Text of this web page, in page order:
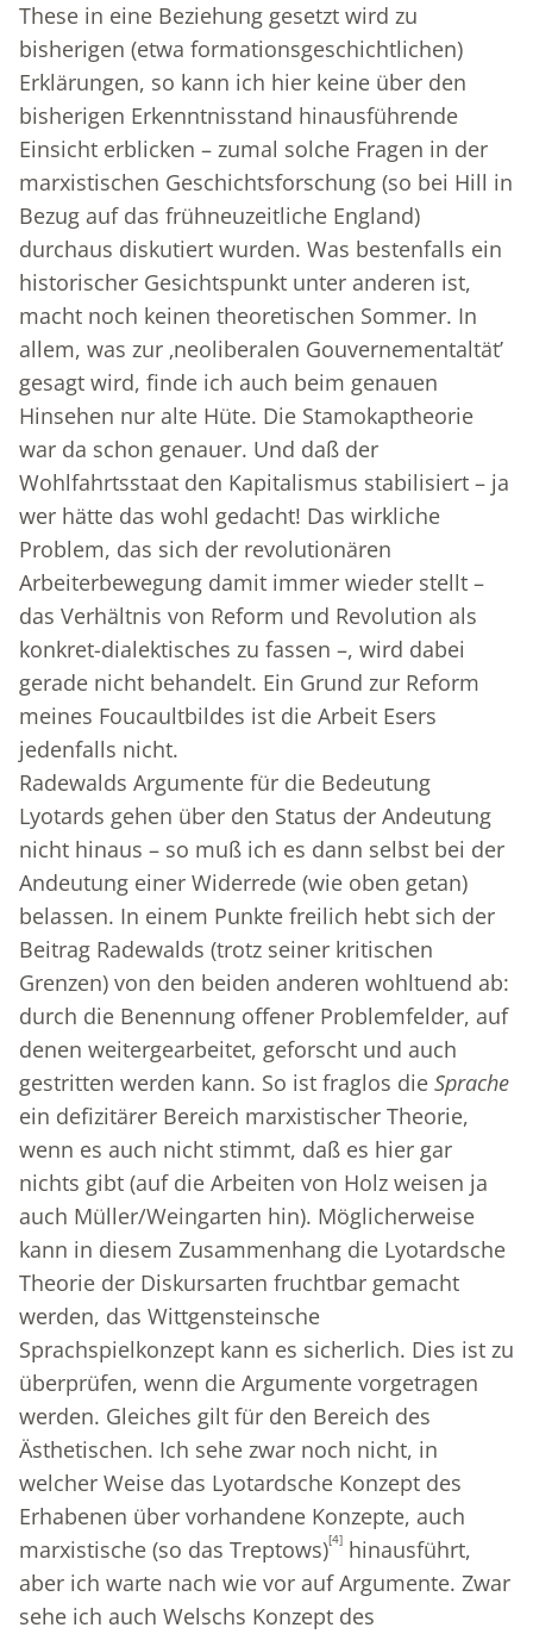
These in eine Beziehung gesetzt wird zu
bisherigen (etwa formationsgeschichtlichen)
Erklärungen, so kann ich hier keine über den
bisherigen Erkenntnisstand hinausführende
Einsicht erblicken – zumal solche Fragen in der
marxistischen Geschichtsforschung (so bei Hill in
Bezug auf das frühneuzeitliche England)
durchaus diskutiert wurden. Was bestenfalls ein
historischer Gesichtspunkt unter anderen ist,
macht noch keinen theoretischen Sommer. In
allem, was zur ‚neoliberalen Gouvernementaltät’
gesagt wird, finde ich auch beim genauen
Hinsehen nur alte Hüte. Die Stamokaptheorie
war da schon genauer. Und daß der
Wohlfahrtsstaat den Kapitalismus stabilisiert – ja
wer hätte das wohl gedacht! Das wirkliche
Problem, das sich der revolutionären
Arbeiterbewegung damit immer wieder stellt –
das Verhältnis von Reform und Revolution als
konkret-dialektisches zu fassen –, wird dabei
gerade nicht behandelt. Ein Grund zur Reform
meines Foucaultbildes ist die Arbeit Esers
jedenfalls nicht.
Radewalds Argumente für die Bedeutung
Lyotards gehen über den Status der Andeutung
nicht hinaus – so muß ich es dann selbst bei der
Andeutung einer Widerrede (wie oben getan)
belassen. In einem Punkte freilich hebt sich der
Beitrag Radewalds (trotz seiner kritischen
Grenzen) von den beiden anderen wohltuend ab:
durch die Benennung offener Problemfelder, auf
denen weitergearbeitet, geforscht und auch
gestritten werden kann. So ist fraglos die Sprache
ein defizitärer Bereich marxistischer Theorie,
wenn es auch nicht stimmt, daß es hier gar
nichts gibt (auf die Arbeiten von Holz weisen ja
auch Müller/Weingarten hin). Möglicherweise
kann in diesem Zusammenhang die Lyotardsche
Theorie der Diskursarten fruchtbar gemacht
werden, das Wittgensteinsche
Sprachspielkonzept kann es sicherlich. Dies ist zu
überprüfen, wenn die Argumente vorgetragen
werden. Gleiches gilt für den Bereich des
Ästhetischen. Ich sehe zwar noch nicht, in
welcher Weise das Lyotardsche Konzept des
Erhabenen über vorhandene Konzepte, auch
marxistische (so das Treptows)[4] hinausführt,
aber ich warte nach wie vor auf Argumente. Zwar
sehe ich auch Welschs Konzept des